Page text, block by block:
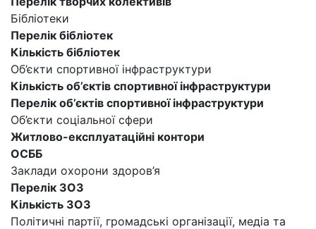
Бібліотеки
Перелік бібліотек
Кількість бібліотек
Об’єкти спортивної інфраструктури
Кількість об’єктів спортивної інфраструктури
Перелік об’єктів спортивної інфраструктури
Об’єкти соціальної сфери
Житлово-експлуатаційні контори
ОСББ
Заклади охорони здоров’я
Перелік ЗОЗ
Кількість ЗОЗ
Політичні партії, громадські організації, медіа та